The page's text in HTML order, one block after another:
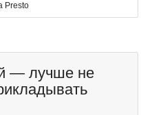
Presto
— лучше не